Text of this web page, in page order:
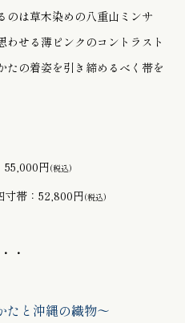
のは草木染めの八重山ミンサ
せる薄ピンクのコントラスト
たの着姿を引き締めるべく帯を
55,000円(税込)
寸帯：52,800円(税込)
・
たと沖縄の織物〜